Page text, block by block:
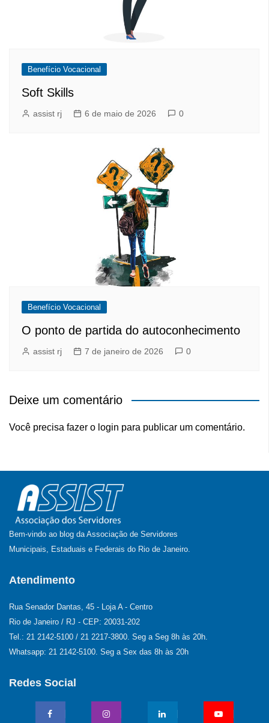
Benefício Vocacional
Soft Skills
assist rj 6 de maio de 2026 0
Benefício Vocacional
O ponto de partida do autoconhecimento
assist rj 7 de janeiro de 2026 0
Deixe um comentário
Você precisa fazer o login para publicar um comentário.
Bem-vindo ao blog da Associação de Servidores
Municipais, Estaduais e Federais do Rio de Janeiro.
Atendimento
Rua Senador Dantas, 45 - Loja A - Centro
Rio de Janeiro / RJ - CEP: 20031-202
Tel.: 21 2142-5100 / 21 2217-3800. Seg a Seg 8h às 20h.
Whatsapp: 21 2142-5100. Seg a Sex das 8h às 20h
Redes Social